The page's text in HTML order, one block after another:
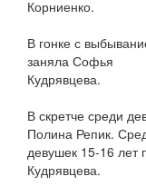
Корниенко.
В гонке с
заняла Софья
Кудрявцева.
В скретче среди
Полина Репик.
девушек 15-16 лет
Кудрявцева.